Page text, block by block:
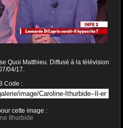
Quoi Matthieu. Diffusé à la télévision
04/17.
Code :
cette image :
Ithurbide